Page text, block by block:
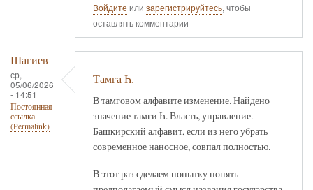
Войдите или зарегистрируйтесь, чтобы
оставлять комментарии
Шагиев
ср,
05/06/2026
- 14:51
Постоянная
ссылка
(Permalink)
Тамга Һ.
В тамговом алфавите изменение. Найдено
значение тамги Һ. Власть, управление.
Башкирский алфавит, если из него убрать
современное наносное, совпал полностью.
В этот раз сделаем попытку понять